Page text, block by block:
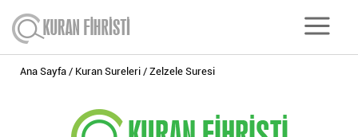
Ana Sayfa Kuran Sureleri Zelzele Suresi